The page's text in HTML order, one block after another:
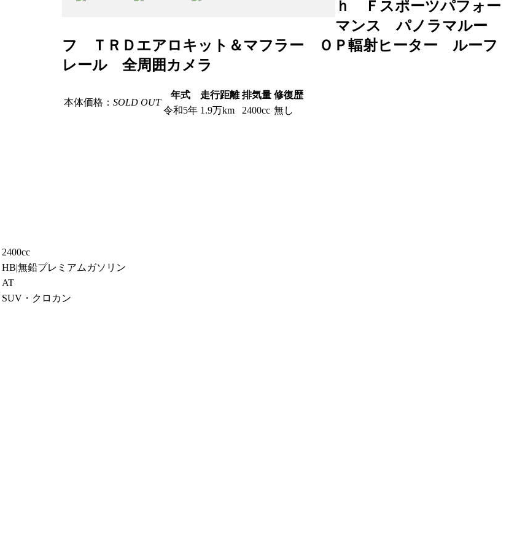
ｈ Ｆスポーツパフォー
マンス パノラマルー
フ ＴＲＤエアロキット＆マフラー ＯＰ輻射ヒーター ルーフ
レール 全周囲カメラ
本体価格： SOLD OUT
年式 走行距離 排気量 修復歴
令和5年 1.9万km 2400cc 無し
2400cc
HB|無鉛プレミアムガソリン
AT
SUV・クロカン